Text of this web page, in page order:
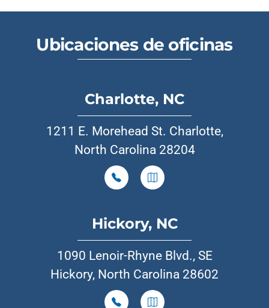
Ubicaciones de oficinas
Charlotte, NC
1211 E. Morehead St. Charlotte,
North Carolina 28204
Hickory, NC
1090 Lenoir-Rhyne Blvd., SE
Hickory, North Carolina 28602